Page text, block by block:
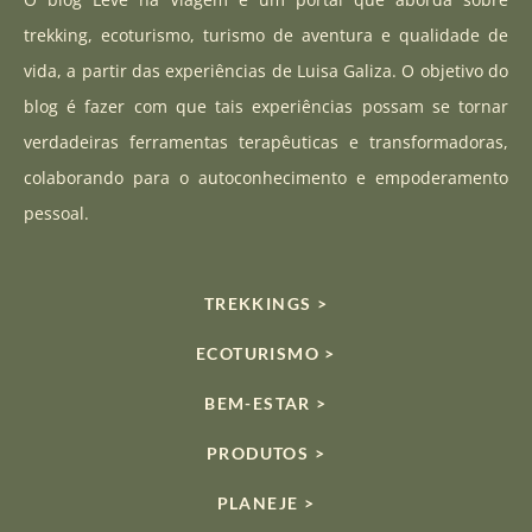
a
g
a
m
u
b
o
k
trekking, ecoturismo, turismo de aventura e qualidade de
vida, a partir das experiências de Luisa Galiza. O objetivo do
blog é fazer com que tais experiências possam se tornar
verdadeiras ferramentas terapêuticas e transformadoras,
colaborando para o autoconhecimento e empoderamento
pessoal.
TREKKINGS >
ECOTURISMO >
BEM-ESTAR >
PRODUTOS >
PLANEJE >